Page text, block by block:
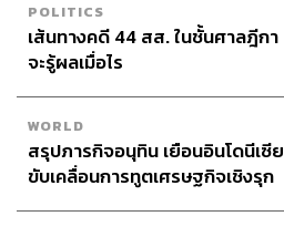
POLITICS
เส้นทางคดี 44 สส. ในชั้นศาลฎีกา
จะรู้ผลเมื่อไร
WORLD
สรุปภารกิจอนุทิน เยือนอินโดนีเซีย
ขับเคลื่อนการทูตเศรษฐกิจเชิงรุก